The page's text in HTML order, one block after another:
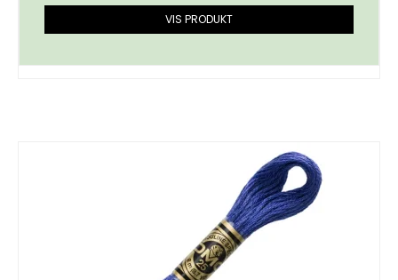
VIS PRODUKT